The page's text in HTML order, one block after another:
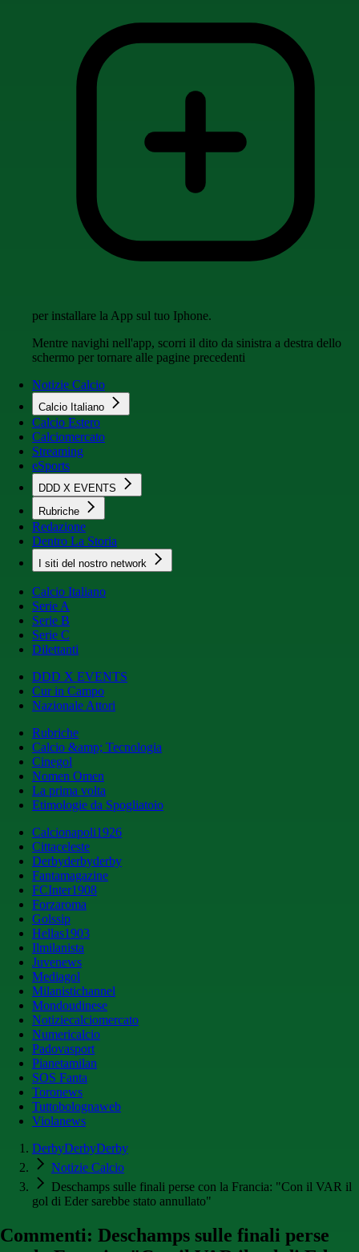
per installare la App sul tuo Iphone.
Mentre navighi nell'app, scorri il dito da sinistra a destra dello
schermo per tornare alle pagine precedenti
Notizie Calcio
Calcio Italiano
Calcio Estero
Calciomercato
Streaming
eSports
DDD X EVENTS
Rubriche
Redazione
Dentro La Storia
I siti del nostro network
Calcio Italiano
Serie A
Serie B
Serie C
Dilettanti
DDD X EVENTS
Cur in Campo
Nazionale Attori
Rubriche
Calcio &amp; Tecnologia
Cinegol
Nomen Omen
La prima volta
Etimologie da Spogliatoio
Calcionapoli1926
Cittaceleste
Derbyderbyderby
Fantamagazine
FCInter1908
Forzaroma
Golssip
Hellas1903
Ilmilanista
Juvenews
Mediagol
Milanistichannel
Mondoudinese
Notiziecalciomercato
Numericalcio
Padovasport
Pianetamilan
SOS Fanta
Toronews
Tuttobolognaweb
Violanews
DerbyDerbyDerby
Notizie Calcio
Deschamps sulle finali perse con la Francia: "Con il VAR il
gol di Eder sarebbe stato annullato"
Commenti: Deschamps sulle finali perse